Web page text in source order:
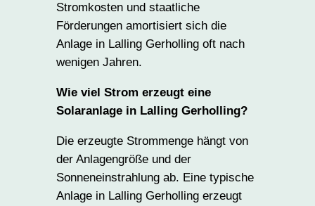
Stromkosten und staatliche
Förderungen amortisiert sich die
Anlage in Lalling Gerholling oft nach
wenigen Jahren.
Wie viel Strom erzeugt eine
Solaranlage in Lalling Gerholling?
Die erzeugte Strommenge hängt von
der Anlagengröße und der
Sonneneinstrahlung ab. Eine typische
Anlage in Lalling Gerholling erzeugt